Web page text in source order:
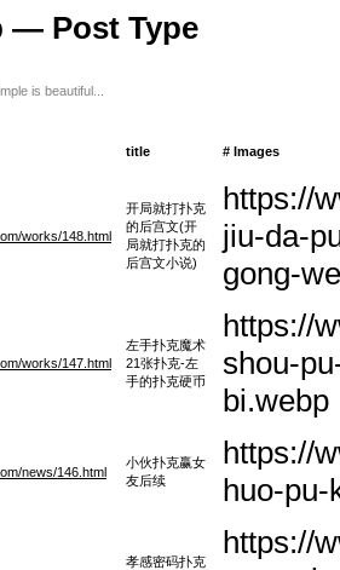
— Post Type
is beautiful...
title # Images
works/148.html
开局就打扑克
的后宫文(开
局就打扑克的
后宫文小说)
https://
jiu-da-
gong-
works/147.html
左手扑克魔术
21张扑克-左
手的扑克硬币
https://
shou-
bi.webp
news/146.html
小伙扑克赢女
友后续
https://
huo-pu-
孝感密码扑克
https://